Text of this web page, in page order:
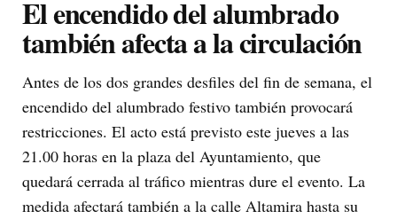
El encendido del alumbrado
también afecta a la circulación
Antes de los dos grandes desfiles del fin de semana, el
encendido del alumbrado festivo también provocará
restricciones. El acto está previsto este jueves a las
21.00 horas en la plaza del Ayuntamiento, que
quedará cerrada al tráfico mientras dure el evento. La
medida afectará también a la calle Altamira hasta su